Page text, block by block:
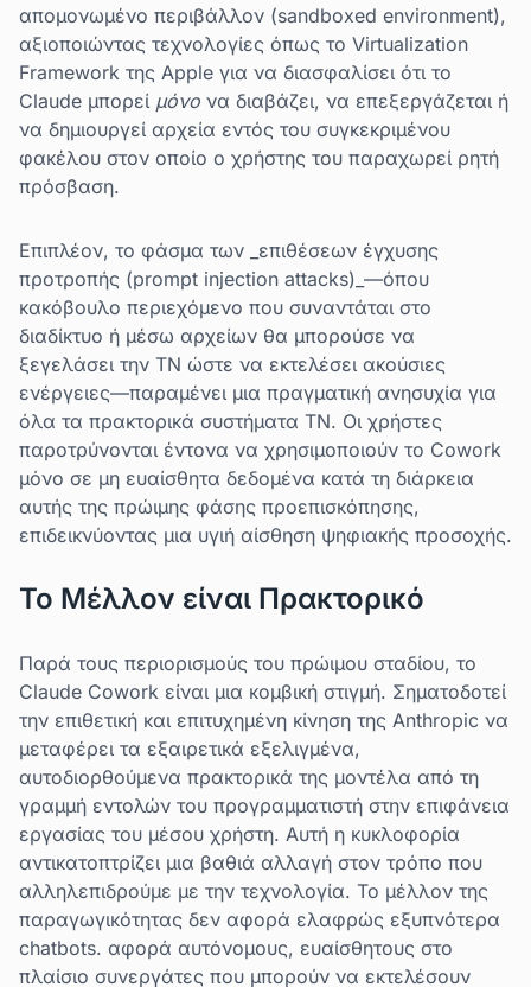
απομονωμένο περιβάλλον (sandboxed environment),
αξιοποιώντας τεχνολογίες όπως το Virtualization
Framework της Apple για να διασφαλίσει ότι το
Claude μπορεί μόνο να διαβάζει, να επεξεργάζεται ή
να δημιουργεί αρχεία εντός του συγκεκριμένου
φακέλου στον οποίο ο χρήστης του παραχωρεί ρητή
πρόσβαση.
Επιπλέον, το φάσμα των _επιθέσεων έγχυσης
προτροπής (prompt injection attacks)_—όπου
κακόβουλο περιεχόμενο που συναντάται στο
διαδίκτυο ή μέσω αρχείων θα μπορούσε να
ξεγελάσει την ΤΝ ώστε να εκτελέσει ακούσιες
ενέργειες—παραμένει μια πραγματική ανησυχία για
όλα τα πρακτορικά συστήματα ΤΝ. Οι χρήστες
παροτρύνονται έντονα να χρησιμοποιούν το Cowork
μόνο σε μη ευαίσθητα δεδομένα κατά τη διάρκεια
αυτής της πρώιμης φάσης προεπισκόπησης,
επιδεικνύοντας μια υγιή αίσθηση ψηφιακής προσοχής.
Το Μέλλον είναι Πρακτορικό
Παρά τους περιορισμούς του πρώιμου σταδίου, το
Claude Cowork είναι μια κομβική στιγμή. Σηματοδοτεί
την επιθετική και επιτυχημένη κίνηση της Anthropic να
μεταφέρει τα εξαιρετικά εξελιγμένα,
αυτοδιορθούμενα πρακτορικά της μοντέλα από τη
γραμμή εντολών του προγραμματιστή στην επιφάνεια
εργασίας του μέσου χρήστη. Αυτή η κυκλοφορία
αντικατοπτρίζει μια βαθιά αλλαγή στον τρόπο που
αλληλεπιδρούμε με την τεχνολογία. Το μέλλον της
παραγωγικότητας δεν αφορά ελαφρώς εξυπνότερα
chatbots. αφορά αυτόνομους, ευαίσθητους στο
πλαίσιο συνεργάτες που μπορούν να εκτελέσουν